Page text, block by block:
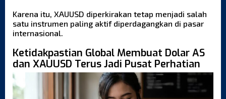
Karena itu, XAUUSD diperkirakan tetap menjadi salah
satu instrumen paling aktif diperdagangkan di pasar
internasional.
Ketidakpastian Global Membuat Dolar AS
dan XAUUSD Terus Jadi Pusat Perhatian